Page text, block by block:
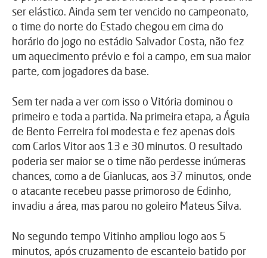
ser elástico. Ainda sem ter vencido no campeonato,
o time do norte do Estado chegou em cima do
horário do jogo no estádio Salvador Costa, não fez
um aquecimento prévio e foi a campo, em sua maior
parte, com jogadores da base.
Sem ter nada a ver com isso o Vitória dominou o
primeiro e toda a partida. Na primeira etapa, a Águia
de Bento Ferreira foi modesta e fez apenas dois
com Carlos Vitor aos 13 e 30 minutos. O resultado
poderia ser maior se o time não perdesse inúmeras
chances, como a de Gianlucas, aos 37 minutos, onde
o atacante recebeu passe primoroso de Edinho,
invadiu a área, mas parou no goleiro Mateus Silva.
No segundo tempo Vitinho ampliou logo aos 5
minutos, após cruzamento de escanteio batido por